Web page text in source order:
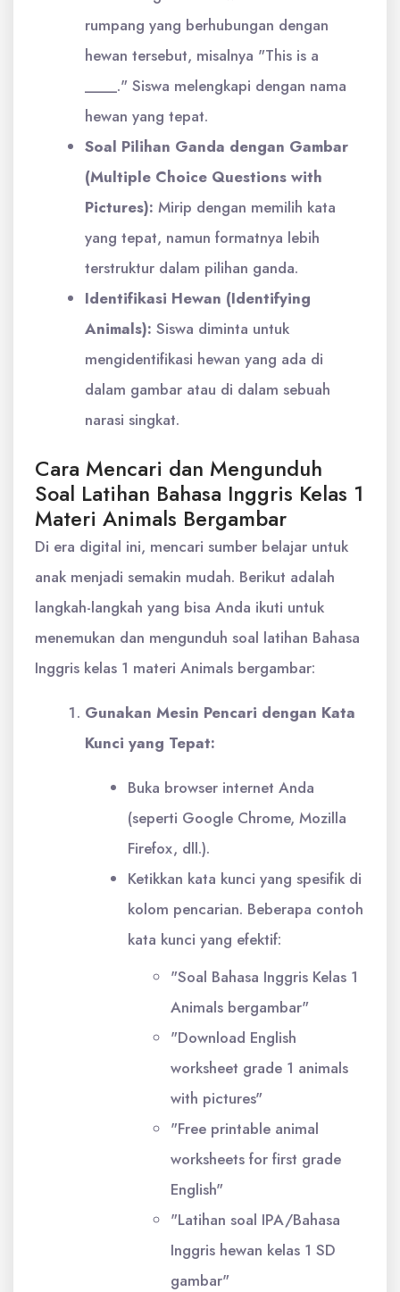
rumpang yang berhubungan dengan
hewan tersebut, misalnya "This is a
____." Siswa melengkapi dengan nama
hewan yang tepat.
Soal Pilihan Ganda dengan Gambar
(Multiple Choice Questions with
Pictures): Mirip dengan memilih kata
yang tepat, namun formatnya lebih
terstruktur dalam pilihan ganda.
Identifikasi Hewan (Identifying
Animals): Siswa diminta untuk
mengidentifikasi hewan yang ada di
dalam gambar atau di dalam sebuah
narasi singkat.
Cara Mencari dan Mengunduh
Soal Latihan Bahasa Inggris Kelas 1
Materi Animals Bergambar
Di era digital ini, mencari sumber belajar untuk
anak menjadi semakin mudah. Berikut adalah
langkah-langkah yang bisa Anda ikuti untuk
menemukan dan mengunduh soal latihan Bahasa
Inggris kelas 1 materi Animals bergambar:
Gunakan Mesin Pencari dengan Kata
Kunci yang Tepat:
Buka browser internet Anda
(seperti Google Chrome, Mozilla
Firefox, dll.).
Ketikkan kata kunci yang spesifik di
kolom pencarian. Beberapa contoh
kata kunci yang efektif:
"Soal Bahasa Inggris Kelas 1
Animals bergambar"
"Download English
worksheet grade 1 animals
with pictures"
"Free printable animal
worksheets for first grade
English"
"Latihan soal IPA/Bahasa
Inggris hewan kelas 1 SD
gambar"